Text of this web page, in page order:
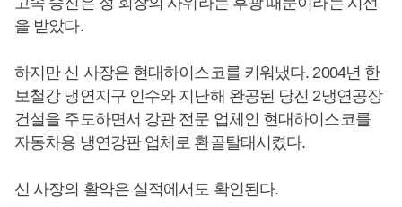
을 받았다.
하지만 신 사장은 현대하이스코를 키워냈다. 2004년 한
보철강 냉연지구 인수와 지난해 완공된 당진 2냉연공장
건설을 주도하면서 강관 전문 업체인 현대하이스코를
자동차용 냉연강판 업체로 환골탈태시켰다.
신 사장의 활약은 실적에서도 확인된다.